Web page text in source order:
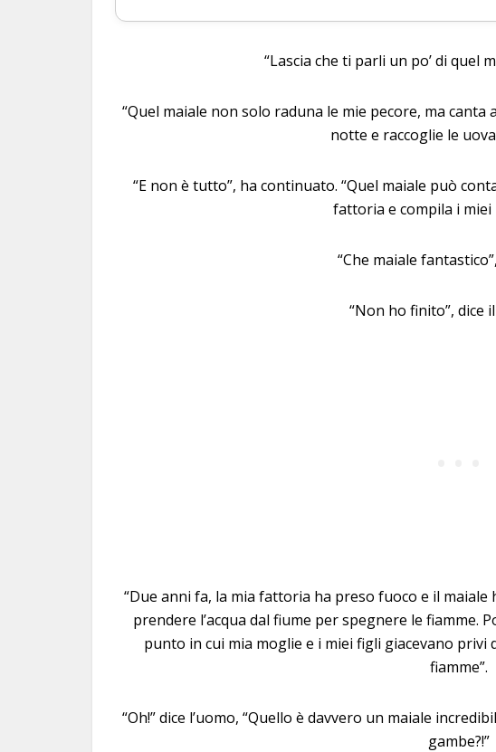
“Lascia che ti parli un po’ di quel
“Quel maiale non solo raduna le mie pecore, ma
notte e raccoglie le
“E non è tutto”, ha continuato. “Quel maiale può
fattoria e compila i miei
“Che maiale
“Non ho finito”, dice
“Due anni fa, la mia fattoria ha preso fuoco e il
prendere l’acqua dal fiume per spegnere le
punto in cui mia moglie e i miei figli giacevano privi
fiamme”.
“Oh!” dice l’uomo, “Quello è davvero un maiale
gambe?!”